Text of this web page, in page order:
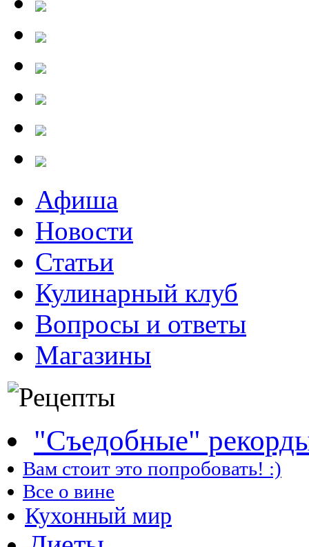
Афиша
Новости
Статьи
Кулинарный клуб
Вопросы и ответы
Магазины
"Съедобные"
Вам стоит это попробовать! :)
Все о вине
Кухонный мир